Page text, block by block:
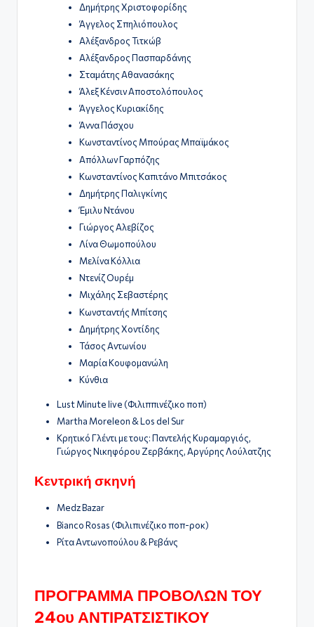
Δημήτρης Χριστοφορίδης
Άγγελος Σπηλιόπουλος
Αλέξανδρος Τιτκώβ
Αλέξανδρος Πασπαρδάνης
Σταμάτης Αθανασάκης
Άλεξ Κένσιν Αποστολόπουλος
Άγγελος Κυριακίδης
Άννα Πάσχου
Κωνσταντίνος Μπούρας Μπαϊμάκος
Απόλλων Γαρπόζης
Κωνσταντίνος Καπιτάνο Μπιτσάκος
Δημήτρης Παλιγκίνης
Έμιλυ Ντάνου
Γιώργος Αλεβίζος
Λίνα Θωμοπούλου
Μελίνα Κόλλια
Ντενίζ Ουρέμ
Μιχάλης Σεβαστέρης
Κωνσταντής Μπίτσης
Δημήτρης Χοντίδης
Τάσος Αντωνίου
Μαρία Κουφομανώλη
Κύνθια
Lust Minute live (Φιλιππινέζικο ποπ)
Martha Moreleon & Los del Sur
Κρητικό Γλέντι με τους: Παντελής Κυραμαργιός,
Γιώργος Νικηφόρου Ζερβάκης, Αργύρης Λούλατζης
Κεντρική σκηνή
Medz Bazar
Bianco Rosas (Φιλιπινέζικο ποπ-ροκ)
Ρίτα Αντωνοπούλου & Ρεβάνς
ΠΡΟΓΡΑΜΜΑ ΠΡΟΒΟΛΩΝ ΤΟΥ
24ου ΑΝΤΙΡΑΤΣΙΣΤΙΚΟΥ